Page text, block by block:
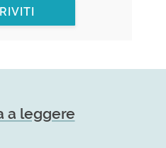
a leggere